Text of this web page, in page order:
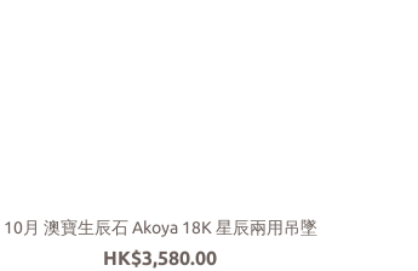
10月 澳寶生辰石 Akoya 18K 星辰兩用吊墜
HK$3,580.00